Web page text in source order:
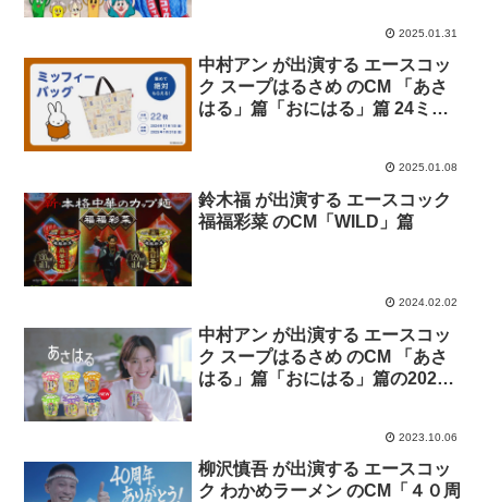
2025.01.31
中村アン が出演する エースコッ
ク スープはるさめ のCM 「あさ
はる」篇「おにはる」篇 24ミッ
2025.01.08
鈴木福 が出演する エースコック
福福彩菜 のCM「WILD」篇
2024.02.02
中村アン が出演する エースコッ
ク スープはるさめ のCM 「あさ
はる」篇「おにはる」篇の2023
2023.10.06
柳沢慎吾 が出演する エースコッ
ク わかめラーメン のCM「４０周